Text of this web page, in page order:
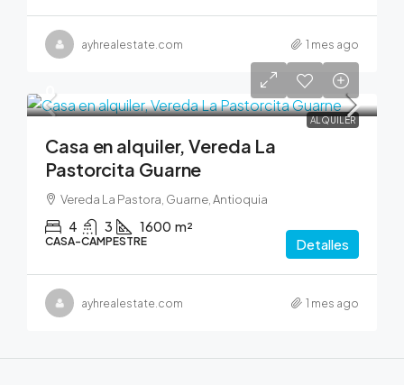
ayhrealestate.com 1 mes ago
ALQUILER
Casa en alquiler, Vereda La
Pastorcita Guarne
Vereda La Pastora, Guarne, Antioquia
4 3 1600 m²
CASA-CAMPESTRE Detalles
ayhrealestate.com 1 mes ago